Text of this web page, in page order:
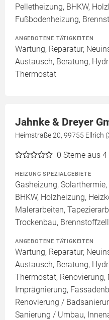
Pelletheizung, BHKW,
Fußbodenheizung,
ANGEBOTENE TÄTIGKEITEN
Wartung, Reparatur,
Austausch, Beratung,
Thermostat
Jahnke & Dreyer
Heimstraße 20, 99755 Ellrich
0 Sterne aus
HEIZUNG SPEZIALGEBIETE
Gasheizung,
BHKW, Holzheizung,
Malerarbeiten,
Trockenbau,
ANGEBOTENE TÄTIGKEITEN
Wartung, Reparatur,
Austausch, Beratung,
Thermostat, Renovierung,
Imprägnierung,
Renovierung /
Sanierung / Umbau,